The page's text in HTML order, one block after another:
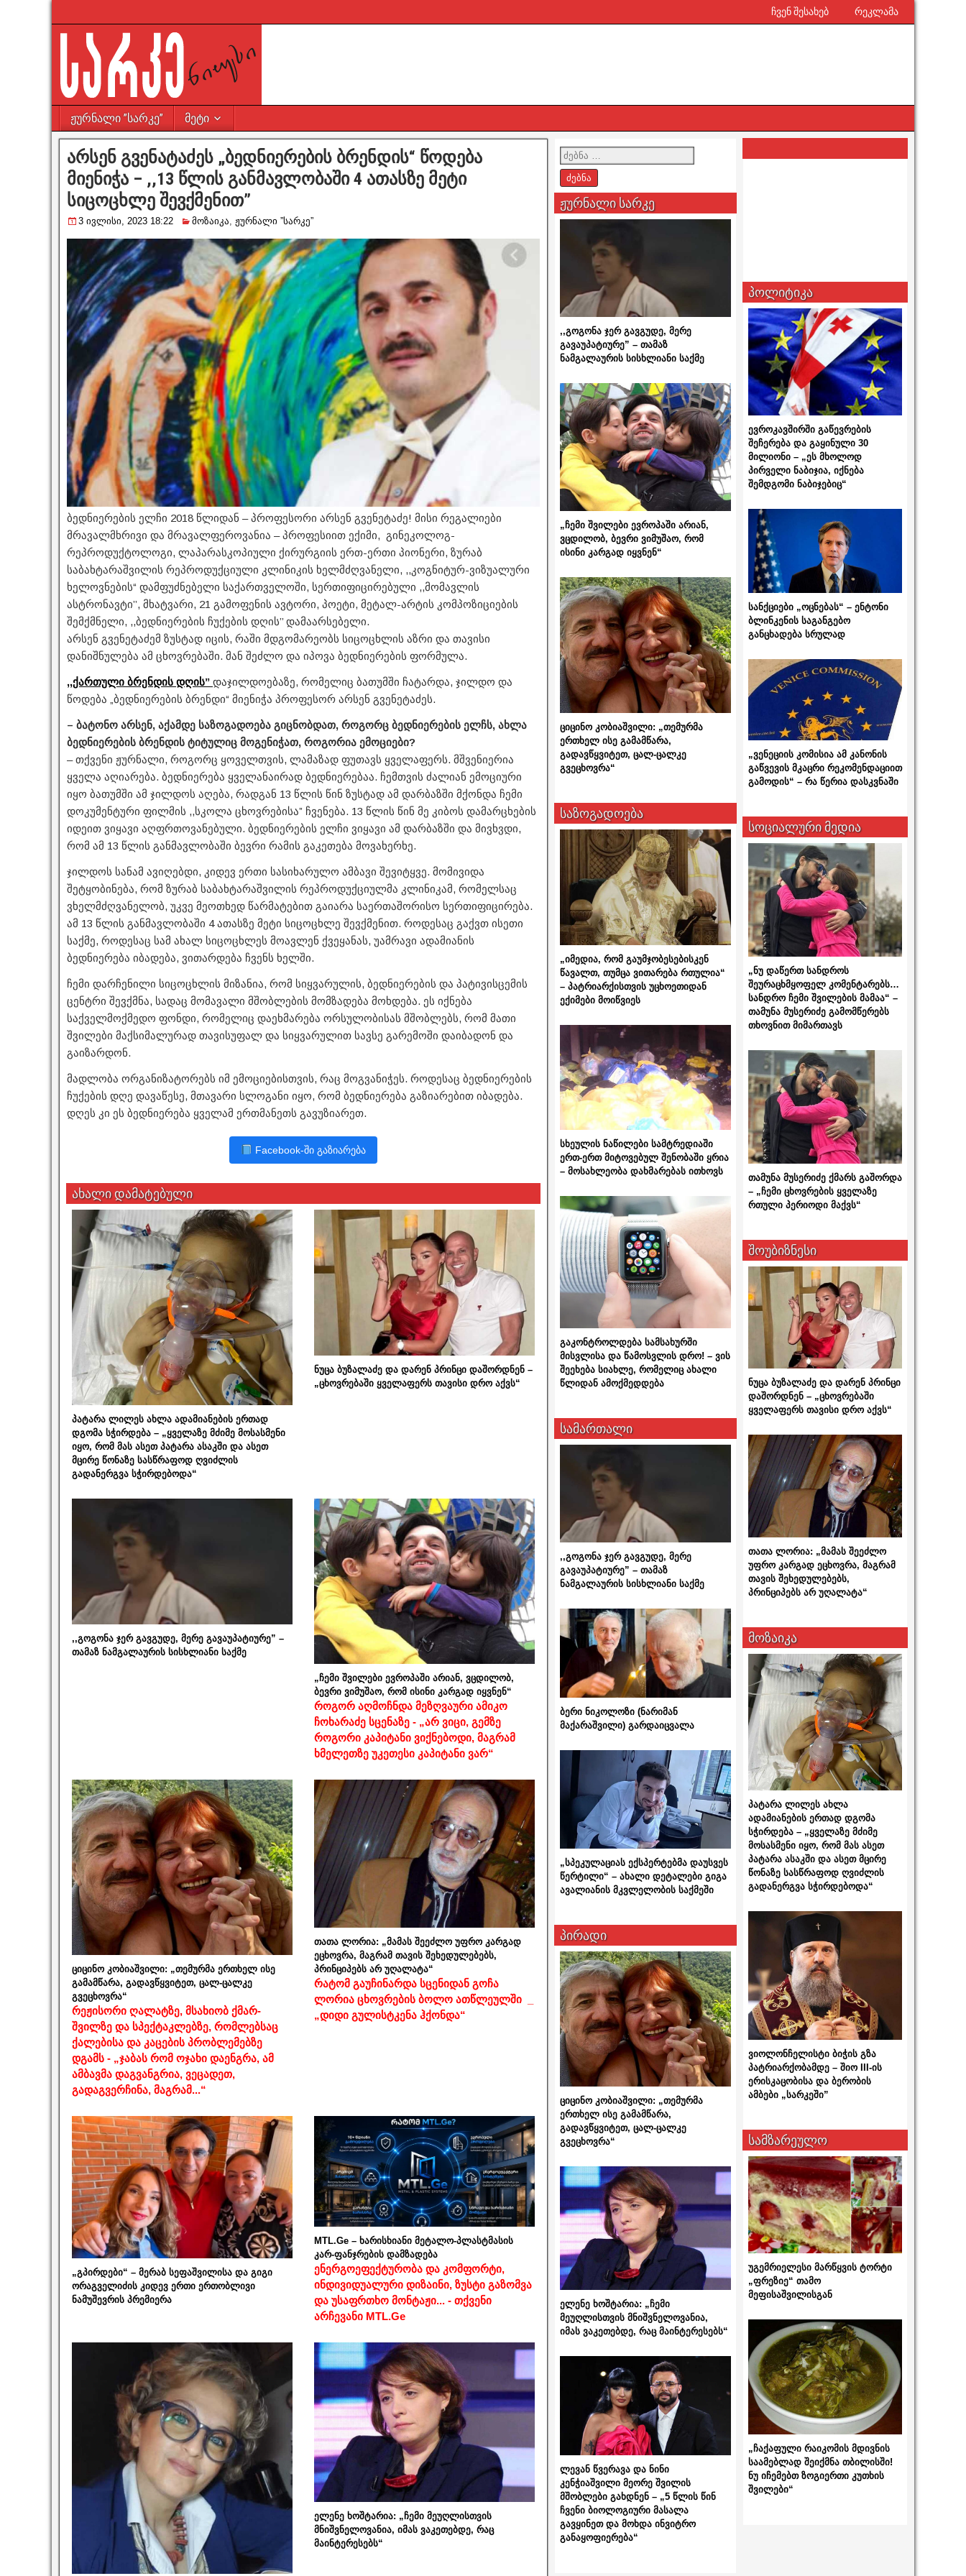
ჩვენ შესახებ რეკლამა
ჟურნალი ”სარკე” მეტი
არსენ გვენატაძეს „ბედნიერების ბრენდის“ წოდება
მიენიჭა – ,,13 წლის განმავლობაში 4 ათასზე მეტი
სიცოცხლე შევქმენით”
3 ივლისი, 2023 18:22 მოზაიკა, ჟურნალი ”სარკე”
ბედნიერების ელჩი 2018 წლიდან – პროფესორი არსენ გვენეტაძე! მისი რეგალიები
მრავალმხრივი და მრავალფეროვანია – პროფესიით ექიმი, გინეკოლოგ-
რეპროდუქტოლოგი, ლაპარასკოპიული ქირურგიის ერთ-ერთი პიონერი, ზურაბ
საბახტარაშვილის რეპროდუქციული კლინიკის ხელმძღვანელი, ,,კოგნიტურ-ვიზუალური
ხელოვნების“ დამფუძნებელი საქართველოში, სერთიფიცირებული ,,მომავლის
ასტრონავტი’’, მხატვარი, 21 გამოფენის ავტორი, პოეტი, მეტალ-არტის კომპოზიციების
შემქმნელი, ,,ბედნიერების ჩუქების დღის’’ დამაარსებელი.
არსენ გვენეტაძემ ზუსტად იცის, რაში მდგომარეობს სიცოცხლის აზრი და თავისი
დანიშნულება ამ ცხოვრებაში. მან შეძლო და იპოვა ბედნიერების ფორმულა.
,,ქართული ბრენდის დღის” დაჯილდოებაზე, რომელიც ბათუმში ჩატარდა, ჯილდო და
წოდება „ბედნიერების ბრენდი“ მიენიჭა პროფესორ არსენ გვენეტაძეს.
– ბატონო არსენ, აქამდე საზოგადოება გიცნობდათ, როგორც ბედნიერების ელჩს, ახლა
ბედნიერების ბრენდის ტიტულიც მოგენიჭათ, როგორია ემოციები?
– თქვენი ჟურნალი, როგორც ყოველთვის, ლამაზად ფუთავს ყველაფერს. მშვენიერია
ყველა აღიარება. ბედნიერება ყველანაირად ბედნიერებაა. ჩემთვის ძალიან ემოციური
იყო ბათუმში ამ ჯილდოს აღება, რადგან 13 წლის წინ ზუსტად ამ დარბაზში მქონდა ჩემი
დოკუმენტური ფილმის ,,სკოლა ცხოვრებისა” ჩვენება. 13 წლის წინ მე კიბოს დამარცხების
იდეით ვიყავი აღფრთოვანებული. ბედნიერების ელჩი ვიყავი ამ დარბაზში და მივხვდი,
რომ ამ 13 წლის განმავლობაში ბევრი რამის გაკეთება მოვახერხე.
ჯილდოს სანამ ავიღებდი, კიდევ ერთი სასიხარულო ამბავი შევიტყვე. მომივიდა
შეტყობინება, რომ ზურაბ საბახტარაშვილის რეპროდუქციულმა კლინიკამ, რომელსაც
ვხელმძღვანელობ, უკვე მეოთხედ წარმატებით გაიარა საერთაშორისო სერთიფიცირება.
ამ 13 წლის განმავლობაში 4 ათასზე მეტი სიცოცხლე შევქმენით. როდესაც გაქვთ ისეთი
საქმე, როდესაც სამ ახალ სიცოცხლეს მოავლენ ქვეყანას, უამრავი ადამიანის
ბედნიერება იბადება, ვითარდება ჩვენს ხელში.
ჩემი დარჩენილი სიცოცხლის მიზანია, რომ სიყვარულის, ბედნიერების და პატივისცემის
ცენტრი შევქმნა, სადაც მომავალი მშობლების მომზადება მოხდება. ეს იქნება
საქველმოქმედო ფონდი, რომელიც დაეხმარება ორსულობისას მშობლებს, რომ მათი
შვილები მაქსიმალურად თავისუფალ და სიყვარულით სავსე გარემოში დაიბადონ და
გაიზარდონ.
მადლობა ორგანიზატორებს იმ ემოციებისთვის, რაც მოგვანიჭეს. როდესაც ბედნიერების
ჩუქების დღე დავაწესე, მთავარი სლოგანი იყო, რომ ბედნიერება გაზიარებით იბადება.
დღეს კი ეს ბედნიერება ყველამ ერთმანეთს გავუზიარეთ.
Facebook-ში გაზიარება
ახალი დამატებული
პატარა ლილეს ახლა ადამიანების ერთად
დგომა სჭირდება – „ყველაზე მძიმე მოსასმენი
იყო, რომ მას ასეთ პატარა ასაკში და ასეთ
მცირე წონაზე სასწრაფოდ ღვიძლის
გადანერგვა სჭირდებოდა“
ნუცა ბუზალაძე და დარენ პრინცი დაშორდნენ –
„ცხოვრებაში ყველაფერს თავისი დრო აქვს“
,,გოგონა ჯერ გავგუდე, მერე გავაუპატიურე” –
თამაზ ნამგალაურის სისხლიანი საქმე
„ჩემი შვილები ევროპაში არიან, ვცდილობ,
ბევრი ვიმუშაო, რომ ისინი კარგად იყვნენ“
როგორ აღმოჩნდა მეზღვაური ამიკო
ჩოხარაძე სცენაზე - „არ ვიცი, გემზე
როგორი კაპიტანი ვიქნებოდი, მაგრამ
ხმელეთზე უკეთესი კაპიტანი ვარ“
ციცინო კობიაშვილი: „თემურმა ერთხელ ისე
გამამწარა, გადავწყვიტეთ, ცალ-ცალკე
გვეცხოვრა“
რეჟისორი ღალატზე, მსახიობ ქმარ-
შვილზე და სპექტაკლებზე, რომლებსაც
ქალებისა და კაცების პრობლემებზე
დგამს - „ჯაბას რომ ოჯახი დაენგრა, ამ
ამბავმა დაგვანგრია, ვეცადეთ,
გადაგვერჩინა, მაგრამ...“
თათა ლორია: „მამას შეეძლო უფრო კარგად
ეცხოვრა, მაგრამ თავის შეხედულებებს,
პრინციპებს არ უღალატა“
რატომ გაუჩინარდა სცენიდან გოჩა
ლორია ცხოვრების ბოლო ათწლეულში _
„დიდი გულისტკენა ჰქონდა“
„გპირდები“ – მერაბ სეფაშვილისა და გიგი
ორაგველიძის კიდევ ერთი ერთობლივი
ნამუშევრის პრემიერა
MTL.Ge – ხარისხიანი მეტალო-პლასტმასის
კარ-ფანჯრების დამზადება
ენერგოეფექტურობა და კომფორტი,
ინდივიდუალური დიზაინი, ზუსტი გაზომვა
და უსაფრთხო მონტაჟი... - თქვენი
არჩევანი MTL.Ge
ელენე ხოშტარია: „ჩემი მეუღლისთვის
მნიშვნელოვანია, იმას ვაკეთებდე, რაც
მაინტერესებს“
ჟურნალი სარკე
,,გოგონა ჯერ გავგუდე, მერე
გავაუპატიურე” – თამაზ
ნამგალაურის სისხლიანი საქმე
„ჩემი შვილები ევროპაში არიან,
ვცდილობ, ბევრი ვიმუშაო, რომ
ისინი კარგად იყვნენ“
ციცინო კობიაშვილი: „თემურმა
ერთხელ ისე გამამწარა,
გადავწყვიტეთ, ცალ-ცალკე
გვეცხოვრა“
საზოგადოება
„იმედია, რომ გაუმჯობესებისკენ
წავალთ, თუმცა ვითარება რთულია“
– პატრიარქისთვის უცხოეთიდან
ექიმები მოიწვიეს
სხეულის ნაწილები სამტრედიაში
ერთ-ერთ მიტოვებულ შენობაში ყრია
– მოსახლეობა დახმარებას ითხოვს
გაკონტროლდება სამსახურში
მისვლისა და წამოსვლის დრო! – ვის
შეეხება სიახლე, რომელიც ახალი
წლიდან ამოქმედდება
სამართალი
,,გოგონა ჯერ გავგუდე, მერე
გავაუპატიურე” – თამაზ
ნამგალაურის სისხლიანი საქმე
ბერი ნიკოლოზი (ნარიმან
მაქარაშვილი) გარდაიცვალა
„სპეკულაციას ექსპერტებმა დაუსვეს
წერტილი“ – ახალი დეტალები გიგა
ავალიანის მკვლელობის საქმეში
პირადი
ციცინო კობიაშვილი: „თემურმა
ერთხელ ისე გამამწარა,
გადავწყვიტეთ, ცალ-ცალკე
გვეცხოვრა“
ელენე ხოშტარია: „ჩემი
მეუღლისთვის მნიშვნელოვანია,
იმას ვაკეთებდე, რაც მაინტერესებს“
ლევან წვერავა და ნინი
კენჭიაშვილი მეორე შვილის
მშობლები გახდნენ – „5 წლის წინ
ჩვენი ბიოლოგიური მასალა
გავყინეთ და მოხდა ინვიტრო
განაყოფიერება“
პოლიტიკა
ევროკავშირში გაწევრების
შეჩერება და გაყინული 30
მილიონი – „ეს მხოლოდ
პირველი ნაბიჯია, იქნება
შემდგომი ნაბიჯებიც“
სანქციები „ოცნებას“ – ენტონი
ბლინკენის საგანგებო
განცხადება სრულად
„ვენეციის კომისია ამ კანონის
გაწვევის მკაცრი რეკომენდაციით
გამოდის“ – რა წერია დასკვნაში
სოციალური მედია
„ნუ დაწერთ სანდროს
შეურაცხმყოფელ კომენტარებს…
სანდრო ჩემი შვილების მამაა“ –
თამუნა მუსერიძე გამომწერებს
თხოვნით მიმართავს
თამუნა მუსერიძე ქმარს გაშორდა
– „ჩემი ცხოვრების ყველაზე
რთული პერიოდი მაქვს“
შოუბიზნესი
ნუცა ბუზალაძე და დარენ პრინცი
დაშორდნენ – „ცხოვრებაში
ყველაფერს თავისი დრო აქვს“
თათა ლორია: „მამას შეეძლო
უფრო კარგად ეცხოვრა, მაგრამ
თავის შეხედულებებს,
პრინციპებს არ უღალატა“
მოზაიკა
პატარა ლილეს ახლა
ადამიანების ერთად დგომა
სჭირდება – „ყველაზე მძიმე
მოსასმენი იყო, რომ მას ასეთ
პატარა ასაკში და ასეთ მცირე
წონაზე სასწრაფოდ ღვიძლის
გადანერგვა სჭირდებოდა“
ვიოლონჩელისტი ბიჭის გზა
პატრიარქობამდე – შიო III-ის
ერისკაცობისა და ბერობის
ამბები „სარკეში”
სამზარეულო
უგემრიელესი მარწყვის ტორტი
„ფრეზიე“ თამო
მეფისაშვილისგან
„ჩაქაფული რაიკომის მდივნის
საამებლად შეიქმნა თბილისში!
ნუ იჩემებთ ზოგიერთი კუთხის
შვილები“